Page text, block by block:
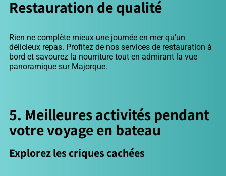
Restauration de qualité
Rien ne complète mieux une journée en mer qu’un
délicieux repas. Profitez de nos services de restauration à
bord et savourez la nourriture tout en admirant la vue
panoramique sur Majorque.
5. Meilleures activités pendant
votre voyage en bateau
Explorez les criques cachées